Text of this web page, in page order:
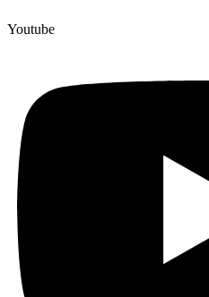
Youtube